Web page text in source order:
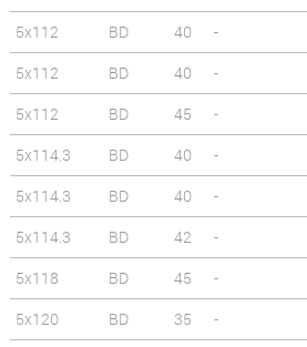
5x112
BD 40 -
5x112
BD 40 -
5x112
BD 45 -
5x114.3
BD 40 -
5x114.3
BD 40 -
5x114.3
BD 42 -
5x118
BD 45 -
5x120
BD 35 -